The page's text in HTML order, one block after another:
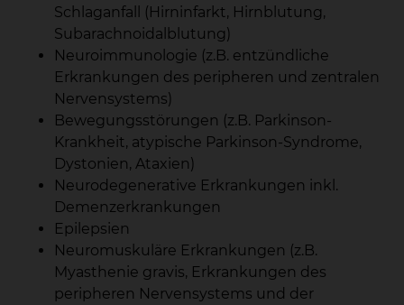
Schlaganfall (Hirninfarkt, Hirnblutung,
Subarachnoidalblutung)
Neuroimmunologie (z.B. entzündliche
Erkrankungen des peripheren und zentralen
Nervensystems)
Bewegungsstörungen (z.B. Parkinson-
Krankheit, atypische Parkinson-Syndrome,
Dystonien, Ataxien)
Neurodegenerative Erkrankungen inkl.
Demenzerkrankungen
Epilepsien
Neuromuskuläre Erkrankungen (z.B.
Myasthenie gravis, Erkrankungen des
peripheren Nervensystems und der